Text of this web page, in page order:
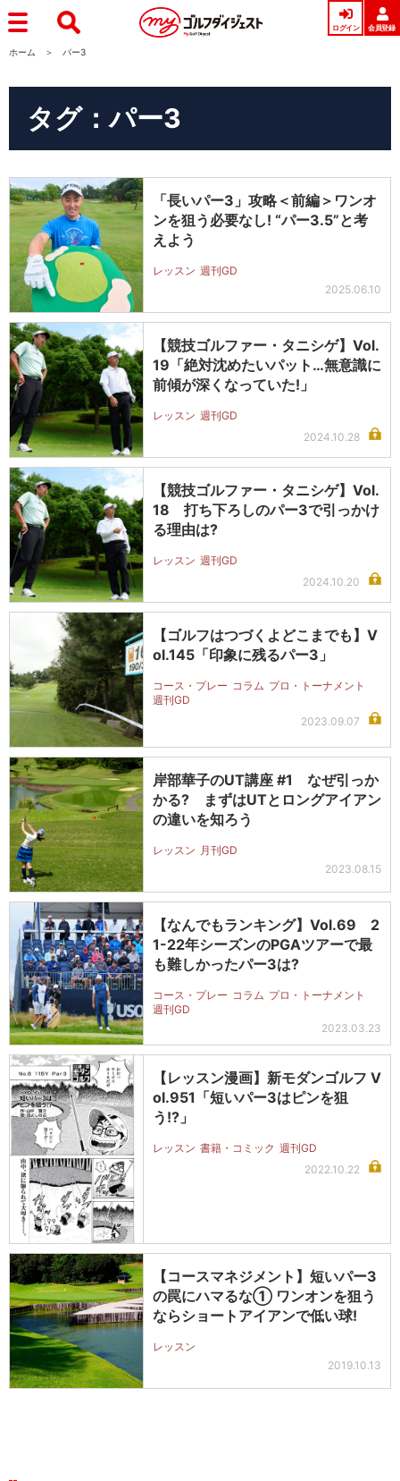
ログイン 会員登録
ホーム パー3
タグ：パー3
「長いパー3」攻略＜前編＞ワンオ
ンを狙う必要なし! “パー3.5”と考
えよう
レッスン 週刊GD
2025.06.10
【競技ゴルファー・タニシゲ】Vol.
19「絶対沈めたいパット…無意識に
前傾が深くなっていた!」
レッスン 週刊GD
2024.10.28
【競技ゴルファー・タニシゲ】Vol.
18 打ち下ろしのパー3で引っかけ
る理由は?
レッスン 週刊GD
2024.10.20
【ゴルフはつづくよどこまでも】V
ol.145「印象に残るパー3」
コース・プレー コラム プロ・トーナメント
週刊GD
2023.09.07
岸部華子のUT講座 #1 なぜ引っか
かる? まずはUTとロングアイアン
の違いを知ろう
レッスン 月刊GD
2023.08.15
【なんでもランキング】Vol.69 2
1-22年シーズンのPGAツアーで最
も難しかったパー3は?
コース・プレー コラム プロ・トーナメント
週刊GD
2023.03.23
【レッスン漫画】新モダンゴルフ V
ol.951「短いパー3はピンを狙
う!?」
レッスン 書籍・コミック 週刊GD
2022.10.22
【コースマネジメント】短いパー3
の罠にハマるな① ワンオンを狙う
ならショートアイアンで低い球!
レッスン
2019.10.13